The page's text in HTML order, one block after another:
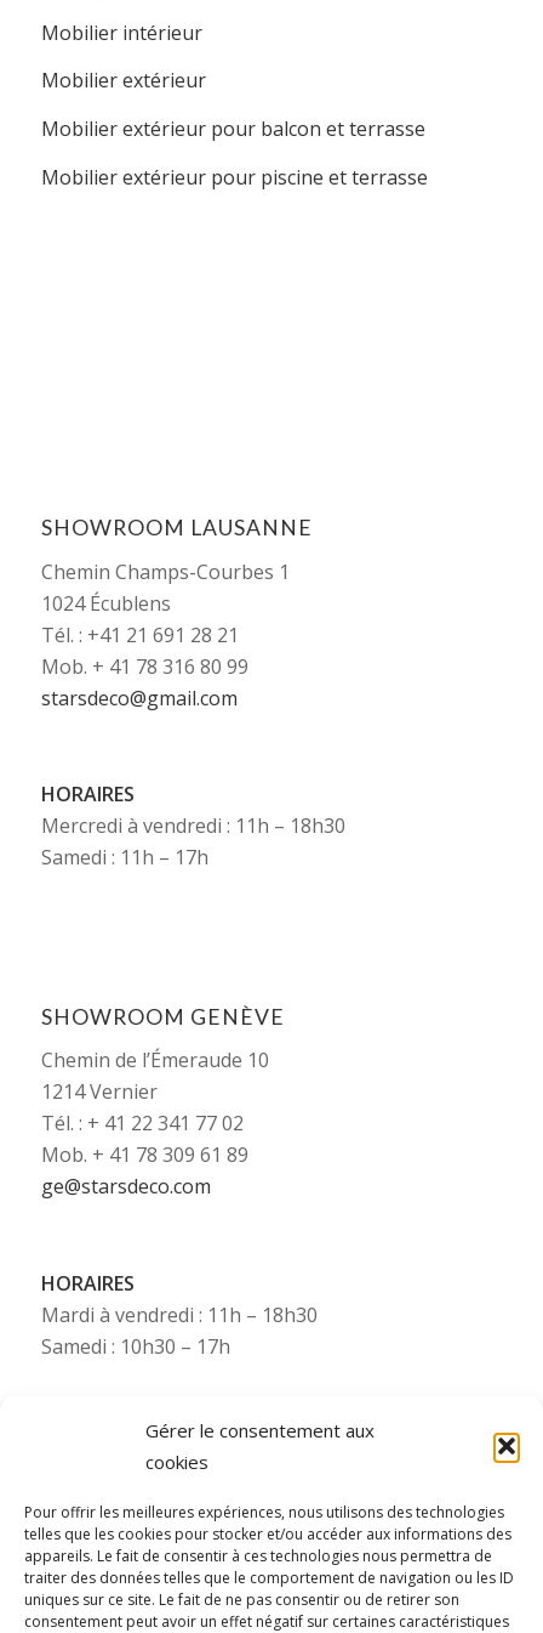
Gérer le consentement aux
cookies
Pour offrir les meilleures expériences, nous utilisons des technologies
telles que les cookies pour stocker et/ou accéder aux informations des
appareils. Le fait de consentir à ces technologies nous permettra de
traiter des données telles que le comportement de navigation ou les ID
uniques sur ce site. Le fait de ne pas consentir ou de retirer son
consentement peut avoir un effet négatif sur certaines caractéristiques
Mobilier intérieur
Mobilier extérieur
Mobilier extérieur pour balcon et terrasse
Mobilier extérieur pour piscine et terrasse
SHOWROOM LAUSANNE
Chemin Champs-Courbes 1
1024 Écublens
Tél. : +41 21 691 28 21
Mob. + 41 78 316 80 99
starsdeco@gmail.com
HORAIRES
Mercredi à vendredi : 11h – 18h30
Samedi : 11h – 17h
SHOWROOM GENÈVE
Chemin de l’Émeraude 10
1214 Vernier
Tél. : + 41 22 341 77 02
Mob. + 41 78 309 61 89
ge@starsdeco.com
HORAIRES
Mardi à vendredi : 11h – 18h30
Samedi : 10h30 – 17h
Besoin de plus d’infos ?
Pour toute information complémentaire (photos,
etc.), Starsdeco se tient à votre disposition via nos
numéros WhatsApp (consultez le numéro mobile